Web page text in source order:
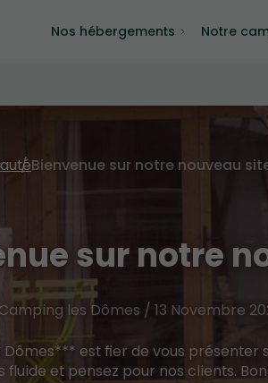
Nos hébergements Notre
Bienvenue sur notre nouveau
sur notre
Camping les Dômes / 13 Novembre
Dômes*** est fier de vous présenter
fluide et pensez pour nos clients.